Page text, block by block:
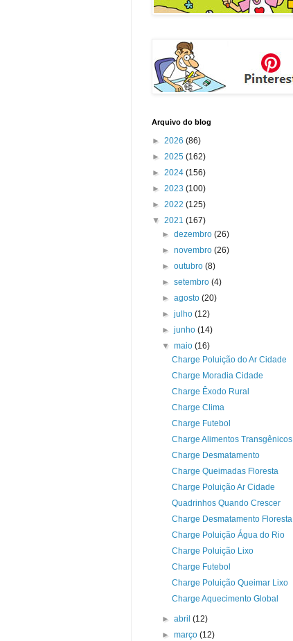
Arquivo do blog
► 2026 (86)
► 2025 (162)
► 2024 (156)
► 2023 (100)
► 2022 (125)
▼ 2021 (167)
► dezembro (26)
► novembro (26)
► outubro (8)
► setembro (4)
► agosto (20)
► julho (12)
► junho (14)
▼ maio (16)
Charge Poluição do Ar Cidade
Charge Moradia Cidade
Charge Êxodo Rural
Charge Clima
Charge Futebol
Charge Alimentos Transgênicos
Charge Desmatamento
Charge Queimadas Floresta
Charge Poluição Ar Cidade
Quadrinhos Quando Crescer
Charge Desmatamento Floresta
Charge Poluição Água do Rio
Charge Poluição Lixo
Charge Futebol
Charge Poluição Queimar Lixo
Charge Aquecimento Global
► abril (12)
► março (12)